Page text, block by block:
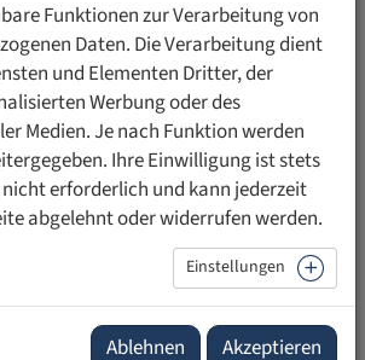
und
in den
Fürstentum Liechtenstein
Funktionen zur Verarbeitung von
Daten. Die Verarbeitung dient
und Elementen Dritter, der
Werbung oder des
Medien. Je nach Funktion werden
Ihre Einwilligung ist stets
erforderlich und kann jederzeit
abgelehnt oder widerrufen werden.
Einstellungen
Ablehnen Akzeptieren